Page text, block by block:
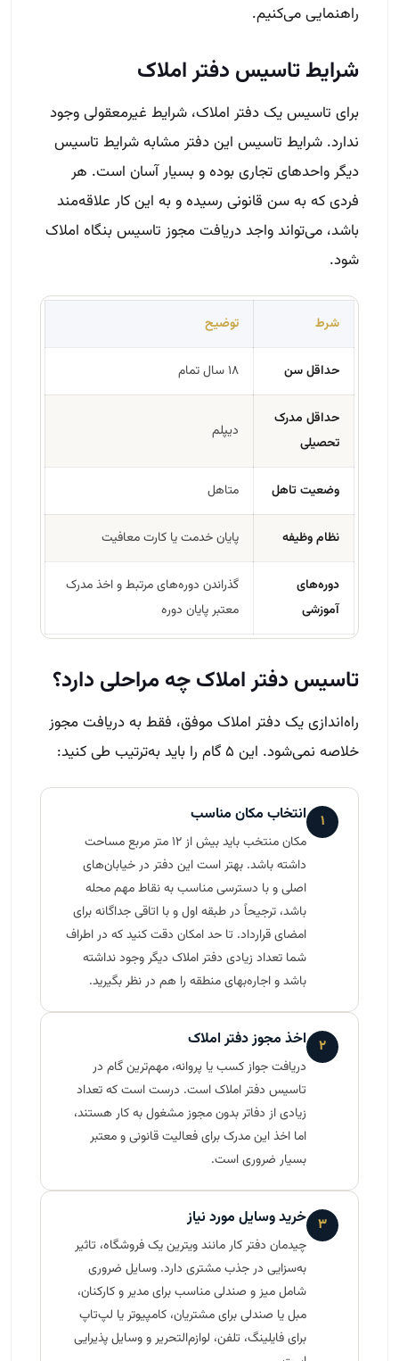
راهنمایی می‌کنیم.
شرایط تاسیس دفتر املاک
برای تاسیس یک دفتر املاک، شرایط غیرمعقولی وجود
ندارد. شرایط تاسیس این دفتر مشابه شرایط تاسیس
دیگر واحدهای تجاری بوده و بسیار آسان است. هر
فردی که به سن قانونی رسیده و به این کار علاقه‌مند
باشد، می‌تواند واجد دریافت مجوز تاسیس بنگاه املاک
شود.
شرط توضیح
حداقل سن ۱۸ سال تمام
حداقل مدرک
تحصیلی
دیپلم
وضعیت تاهل متاهل
نظام وظیفه پایان خدمت یا کارت معافیت
دوره‌های
آموزشی
گذراندن دوره‌های مرتبط و اخذ مدرک
معتبر پایان دوره
تاسیس دفتر املاک چه مراحلی دارد؟
راه‌اندازی یک دفتر املاک موفق، فقط به دریافت مجوز
خلاصه نمی‌شود. این ۵ گام را باید به‌ترتیب طی کنید:
۱ انتخاب مکان مناسب
مکان منتخب باید بیش از ۱۲ متر مربع مساحت
داشته باشد. بهتر است این دفتر در خیابان‌های
اصلی و با دسترسی مناسب به نقاط مهم محله
باشد، ترجیحاً در طبقه اول و با اتاقی جداگانه برای
امضای قرارداد. تا حد امکان دقت کنید که در اطراف
شما تعداد زیادی دفتر املاک دیگر وجود نداشته
باشد و اجاره‌بهای منطقه را هم در نظر بگیرید.
۲ اخذ مجوز دفتر املاک
دریافت جواز کسب یا پروانه، مهم‌ترین گام در
تاسیس دفتر املاک است. درست است که تعداد
زیادی از دفاتر بدون مجوز مشغول به کار هستند،
اما اخذ این مدرک برای فعالیت قانونی و معتبر
بسیار ضروری است.
۳ خرید وسایل مورد نیاز
چیدمان دفتر کار مانند ویترین یک فروشگاه، تاثیر
به‌سزایی در جذب مشتری دارد. وسایل ضروری
شامل میز و صندلی مناسب برای مدیر و کارکنان،
مبل یا صندلی برای مشتریان، کامپیوتر یا لپ‌تاپ
برای فایلینگ، تلفن، لوازم‌التحریر و وسایل پذیرایی